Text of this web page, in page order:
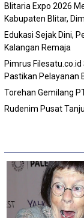
Blitaria Expo 2026
Kabupaten Blitar,
Edukasi Sejak Dini,
Kalangan Remaja
Pimrus
Pastikan Pelayanan
Torehan Gemilang
Rudenim Pusat